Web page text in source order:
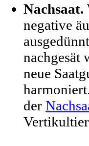
Nachsaat.
negative
nachgesät
neue
der